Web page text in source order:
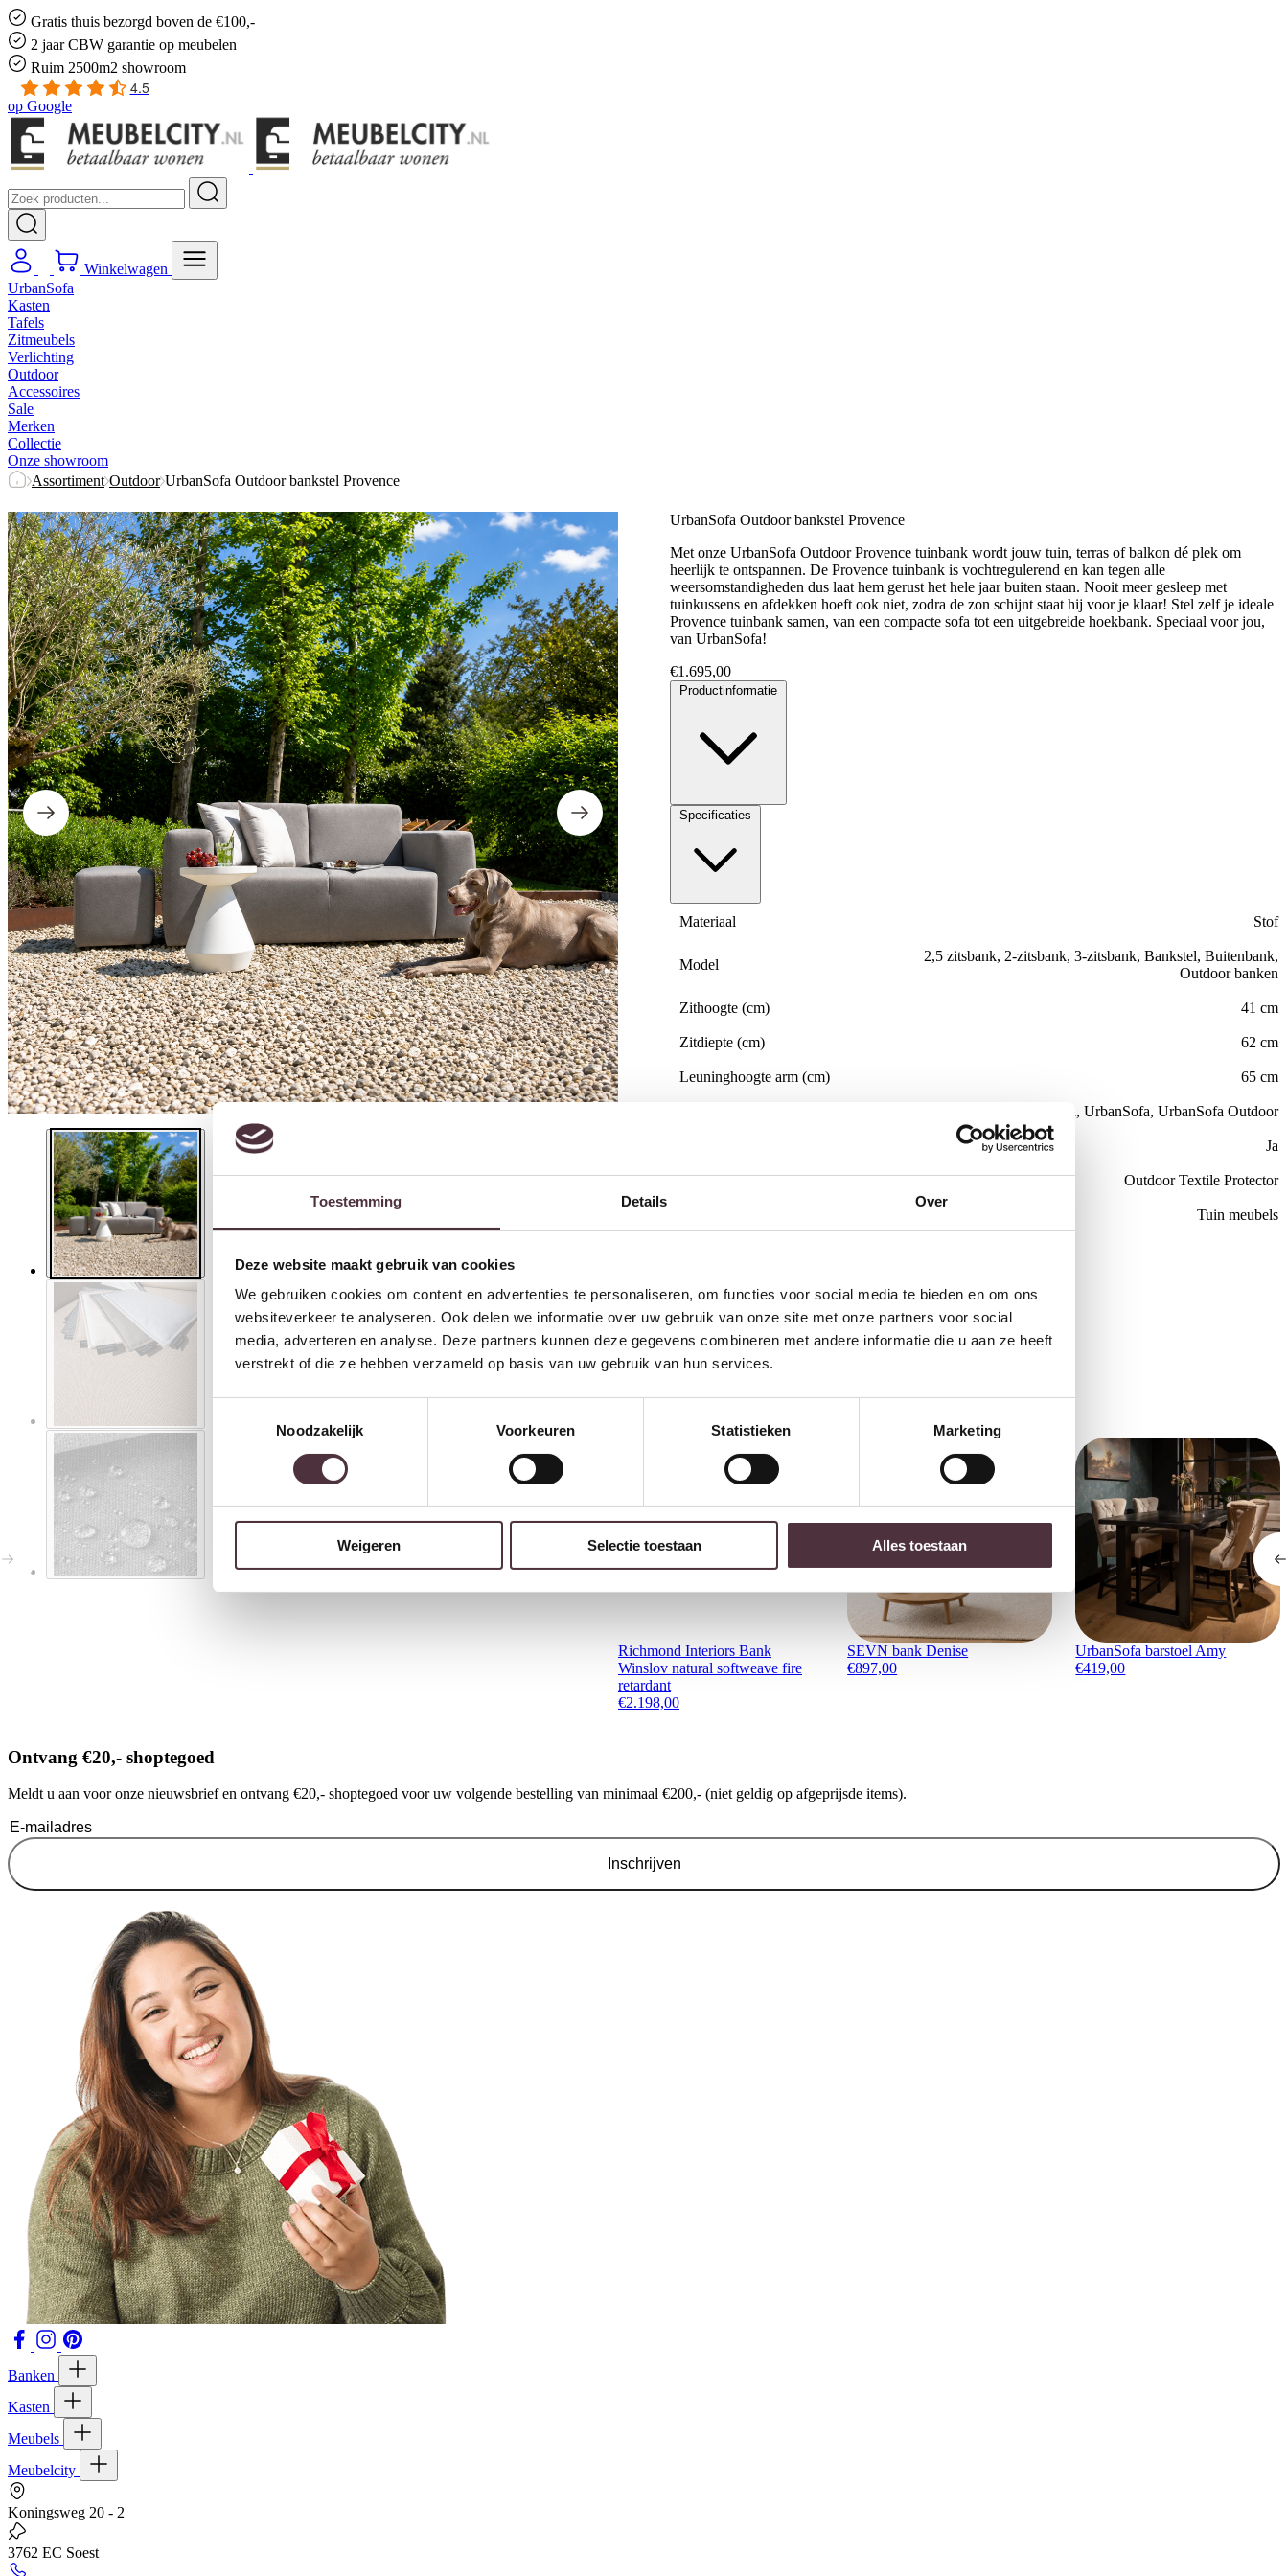
Toestemming Details Over
Deze website maakt gebruik van cookies
We gebruiken cookies om content en advertenties te personaliseren, om functies voor social media te bieden en om ons
websiteverkeer te analyseren. Ook delen we informatie over uw gebruik van onze site met onze partners voor social
media, adverteren en analyse. Deze partners kunnen deze gegevens combineren met andere informatie die u aan ze heeft
verstrekt of die ze hebben verzameld op basis van uw gebruik van hun services.
Noodzakelijk
Voorkeuren Statistieken Marketing
Weigeren Selectie toestaan Alles toestaan
Gratis thuis bezorgd boven de €100,-
2 jaar CBW garantie op meubelen
Ruim 2500m2 showroom
4.5
op Google
Winkelwagen
UrbanSofa
Kasten
Tafels
Zitmeubels
Verlichting
Outdoor
Accessoires
Sale
Merken
Collectie
Onze showroom
Assortiment Outdoor UrbanSofa Outdoor bankstel Provence
UrbanSofa Outdoor bankstel Provence
Met onze UrbanSofa Outdoor Provence tuinbank wordt jouw tuin, terras of balkon dé plek om
heerlijk te ontspannen. De Provence tuinbank is vochtregulerend en kan tegen alle
weersomstandigheden dus laat hem gerust het hele jaar buiten staan. Nooit meer gesleep met
tuinkussens en afdekken hoeft ook niet, zodra de zon schijnt staat hij voor je klaar! Stel zelf je ideale
Provence tuinbank samen, van een compacte sofa tot een uitgebreide hoekbank. Speciaal voor jou,
van UrbanSofa!
€1.695,00
Productinformatie
Specificaties
Materiaal Stof
Model
2,5 zitsbank, 2-zitsbank, 3-zitsbank, Bankstel, Buitenbank,
Outdoor banken
Zithoogte (cm) 41 cm
Zitdiepte (cm) 62 cm
Leuninghoogte arm (cm) 65 cm
UrbanSofa, UrbanSofa, UrbanSofa Outdoor
Ja
Geadviseerd onderhoudsmiddel Outdoor Textile Protector
Tuin meubels
2 jaar CBWgarantieop meubelen
Ruim2500m2 showroom
Interessant voor jou
Richmond Interiors Bank
Winslov natural softweave fire
retardant
€2.198,00
SEVN bank Denise
€897,00
UrbanSofa barstoel Amy
€419,00
Ontvang €20,- shoptegoed
Meldt u aan voor onze nieuwsbrief en ontvang €20,- shoptegoed voor uw volgende bestelling van minimaal €200,- (niet geldig op afgeprijsde items).
Inschrijven
Banken
Kasten
Meubels
Meubelcity
Koningsweg 20 - 2
3762 EC Soest